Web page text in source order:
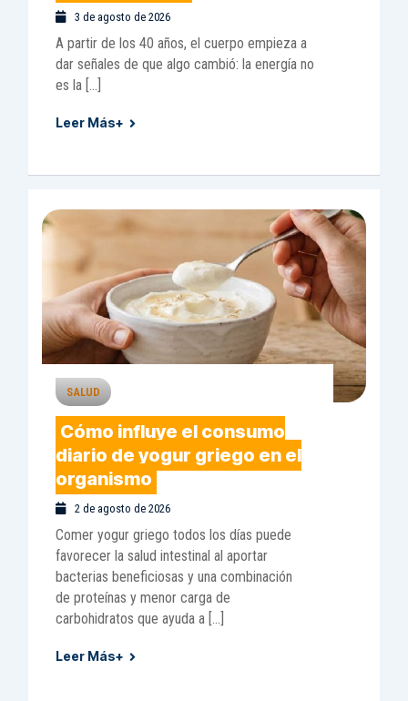
3 de agosto de 2026
A partir de los 40 años, el cuerpo empieza a
dar señales de que algo cambió: la energía no
es la […]
Leer Más+
SALUD
Cómo influye el consumo
diario de yogur griego en el
organismo
2 de agosto de 2026
Comer yogur griego todos los días puede
favorecer la salud intestinal al aportar
bacterias beneficiosas y una combinación
de proteínas y menor carga de
carbohidratos que ayuda a […]
Leer Más+